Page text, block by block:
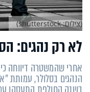
לא רק נהגים:
אחרי שהמשטרה דיווחה
(צילום: shutterstock)